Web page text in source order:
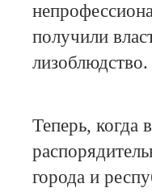
получили
лизоблюдство.
Теперь, когда
города и